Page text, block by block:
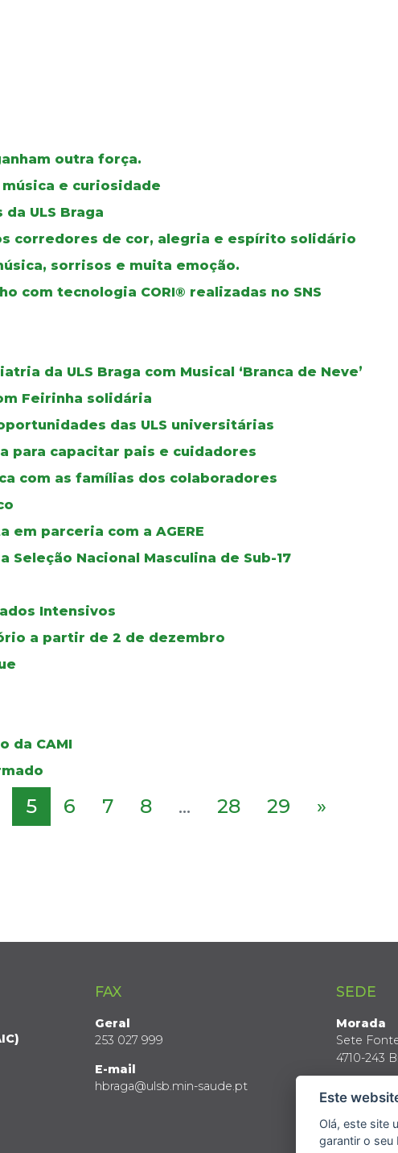
outra força.
e curiosidade
ULS Braga
corredores de cor, alegria e espírito solidário
sorrisos e muita emoção.
com tecnologia CORI® realizadas no SNS
da ULS Braga com Musical ‘Branca de Neve’
Feirinha solidária
das ULS universitárias
para capacitar pais e cuidadores
com as famílias dos colaboradores
em parceria com a AGERE
Seleção Nacional Masculina de Sub-17
Intensivos
a partir de 2 de dezembro
da CAMI
5 6 7 8 ... 28 29 »
FAX
Geral
253 027 999
E-mail
hbraga@ulsb.min-saude.pt
SEDE
Morada
Sete
4710-243
Latitude:
Este
Olá, este site
garantir o seu